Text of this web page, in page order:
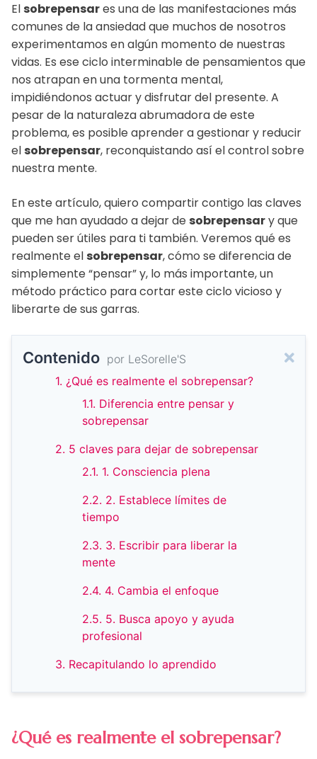
El sobrepensares una de las manifestaciones más
comunes de la ansiedad que muchos de nosotros
experimentamos en algún momento de nuestras
vidas. Es ese ciclo interminable de pensamientos que
nos atrapan en una tormenta mental,
impidiéndonos actuar y disfrutar del presente. A
pesar de la naturaleza abrumadora de este
problema, es posible aprender a gestionar y reducir
el sobrepensar, reconquistando así el control sobre
nuestra mente.
En este artículo, quiero compartir contigo las claves
que me han ayudado a dejar de sobrepensary que
pueden ser útiles para ti también. Veremos qué es
realmente el sobrepensar, cómo se diferencia de
simplemente “pensar” y, lo más importante, un
método práctico para cortar este ciclo vicioso y
liberarte de sus garras.
Contenido por LeSorelle'S
1. ¿Qué es realmente el sobrepensar?
1.1. Diferencia entre pensar y
sobrepensar
2. 5 claves para dejar de sobrepensar
2.1. 1. Consciencia plena
2.2. 2. Establece límites de
tiempo
2.3. 3. Escribir para liberar la
mente
2.4. 4. Cambia el enfoque
2.5. 5. Busca apoyo y ayuda
profesional
3. Recapitulando lo aprendido
¿Qué es realmente el sobrepensar?